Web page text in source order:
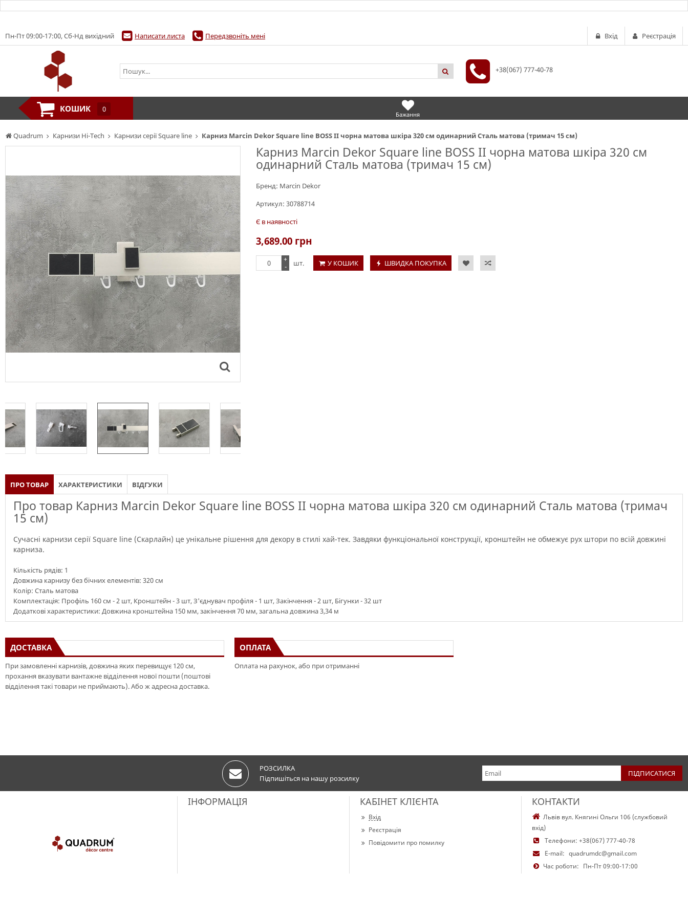
Quadrum Карнизи Hi-Tech Карнизи серії Square line Карниз Marcin Dekor Square line BOSS II чорна матова шкіра 320 см одинарний Сталь матова (тримач 15 см)
Карниз Marcin Dekor Square line BOSS II чорна матова шкіра 320 см
одинарний Сталь матова (тримач 15 см)
Бренд: Marcin Dekor
Артикул: 30788714
Є в наявності
3,689.00 грн
+
-
шт. У КОШИК ШВИДКА ПОКУПКА
ПРО ТОВАР ХАРАКТЕРИСТИКИ ВІДГУКИ
Про товар Карниз Marcin Dekor Square line BOSS II чорна матова шкіра 320 см одинарний Сталь матова (тримач
15 см)
Сучасні карнизи серії Square line (Скарлайн) це унікальне рішення для декору в стилі хай-тек. Завдяки функціональної конструкції, кронштейн не обмежує рух штори по всій довжині
карниза.
Кількість рядів: 1
Довжина карнизу без бічних елементів: 320 см
Колір: Сталь матова
Комплектація: Профіль 160 см - 2 шт, Кронштейн - 3 шт, З'єднувач профіля - 1 шт, Закінчення - 2 шт, Бігунки - 32 шт
Додаткові характеристики: Довжина кронштейна 150 мм, закінчення 70 мм, загальна довжина 3,34 м
ДОСТАВКА
При замовленні карнизів, довжина яких перевищує 120 см,
прохання вказувати вантажне відділення нової пошти (поштові
відділення такі товари не приймають). Або ж адресна доставка.
ОПЛАТА
Оплата на рахунок, або при отриманні
Пн-Пт 09:00-17:00, Сб-Нд вихідний Написати листа Передзвоніть мені Вхід Реєстрація
+38(067) 777-40-78
КОШИК 0
Бажання
РОЗСИЛКА
Підпишіться на нашу розсилку
ІНФОРМАЦІЯ КАБІНЕТ КЛІЄНТА
Вхід
Реєстрація
Повідомити про помилку
КОНТАКТИ
Львів вул. Княгині Ольги 106 (службовий
вхід)
Телефони: +38(067) 777-40-78
E-mail: quadrumdc@gmail.com
Час роботи: Пн-Пт 09:00-17:00